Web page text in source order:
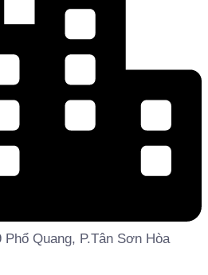
Phổ Quang, P.Tân Sơn Hòa